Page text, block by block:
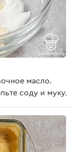
масло.
соду и муку.